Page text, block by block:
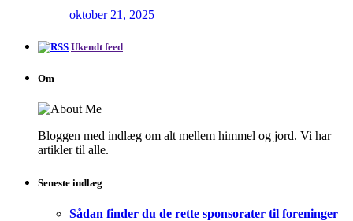
oktober 21, 2025
Ukendt feed
Om
Bloggen med indlæg om alt mellem himmel og jord. Vi har
artikler til alle.
Seneste indlæg
Sådan finder du de rette sponsorater til foreninger